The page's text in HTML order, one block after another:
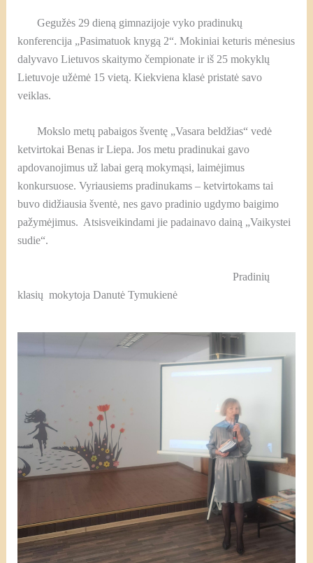
Gegužės 29 dieną gimnazijoje vyko pradinukų
konferencija „Pasimatuok knygą 2“. Mokiniai keturis mėnesius
dalyvavo Lietuvos skaitymo čempionate ir iš 25 mokyklų
Lietuvoje užėmė 15 vietą. Kiekviena klasė pristatė savo
veiklas.
Mokslo metų pabaigos šventę „Vasara beldžias“ vedė
ketvirtokai Benas ir Liepa. Jos metu pradinukai gavo
apdovanojimus už labai gerą mokymąsi, laimėjimus
konkursuose. Vyriausiems pradinukams – ketvirtokams tai
buvo didžiausia šventė, nes gavo pradinio ugdymo baigimo
pažymėjimus. Atsisveikindami jie padainavo dainą „Vaikystei
sudie“.
Pradinių
klasių mokytoja Danutė Tymukienė